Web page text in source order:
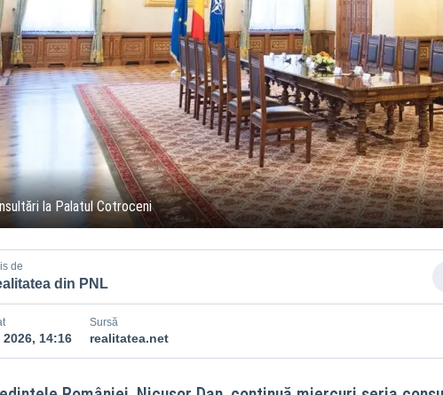
la Palatul Cotroceni
de
din PNL
14:16
Sursă
realitatea.net